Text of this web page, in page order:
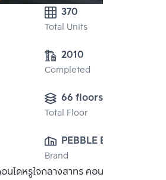
370
Total Units
2010
Completed
66 floors
Total Floor
PEBBLE BAY
(THAILAND) CO.,
LTD.
Brand
โดหรูใจกลางสาทร คอนโดสูง 66 ชั้น